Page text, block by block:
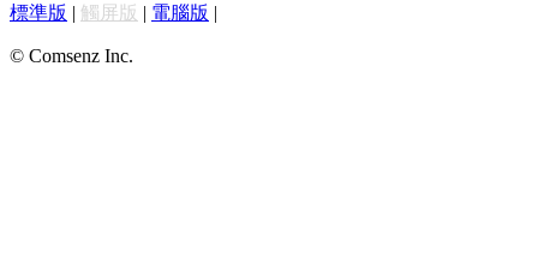
標準版 | 觸屏版 | 電腦版 |
© Comsenz Inc.